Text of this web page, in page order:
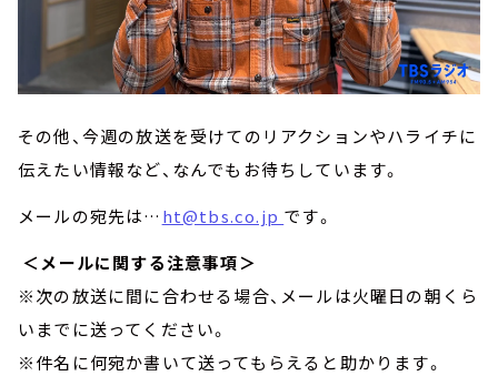
その他、今週の放送を受けてのリアクションやハライチに
伝えたい情報など、なんでもお待ちしています。
メールの宛先は… ht@tbs.co.jp です。
＜メールに関する注意事項＞
※次の放送に間に合わせる場合、メールは火曜日の朝くら
いまでに送ってください。
※件名に何宛か書いて送ってもらえると助かります。